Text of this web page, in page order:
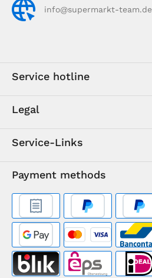
info@supermarkt-team.de
Service hotline
Legal
Service-Links
Payment methods